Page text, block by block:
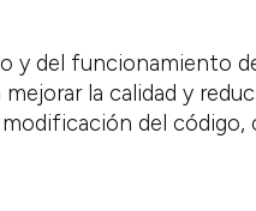
y del funcionamiento
la calidad y
del código,